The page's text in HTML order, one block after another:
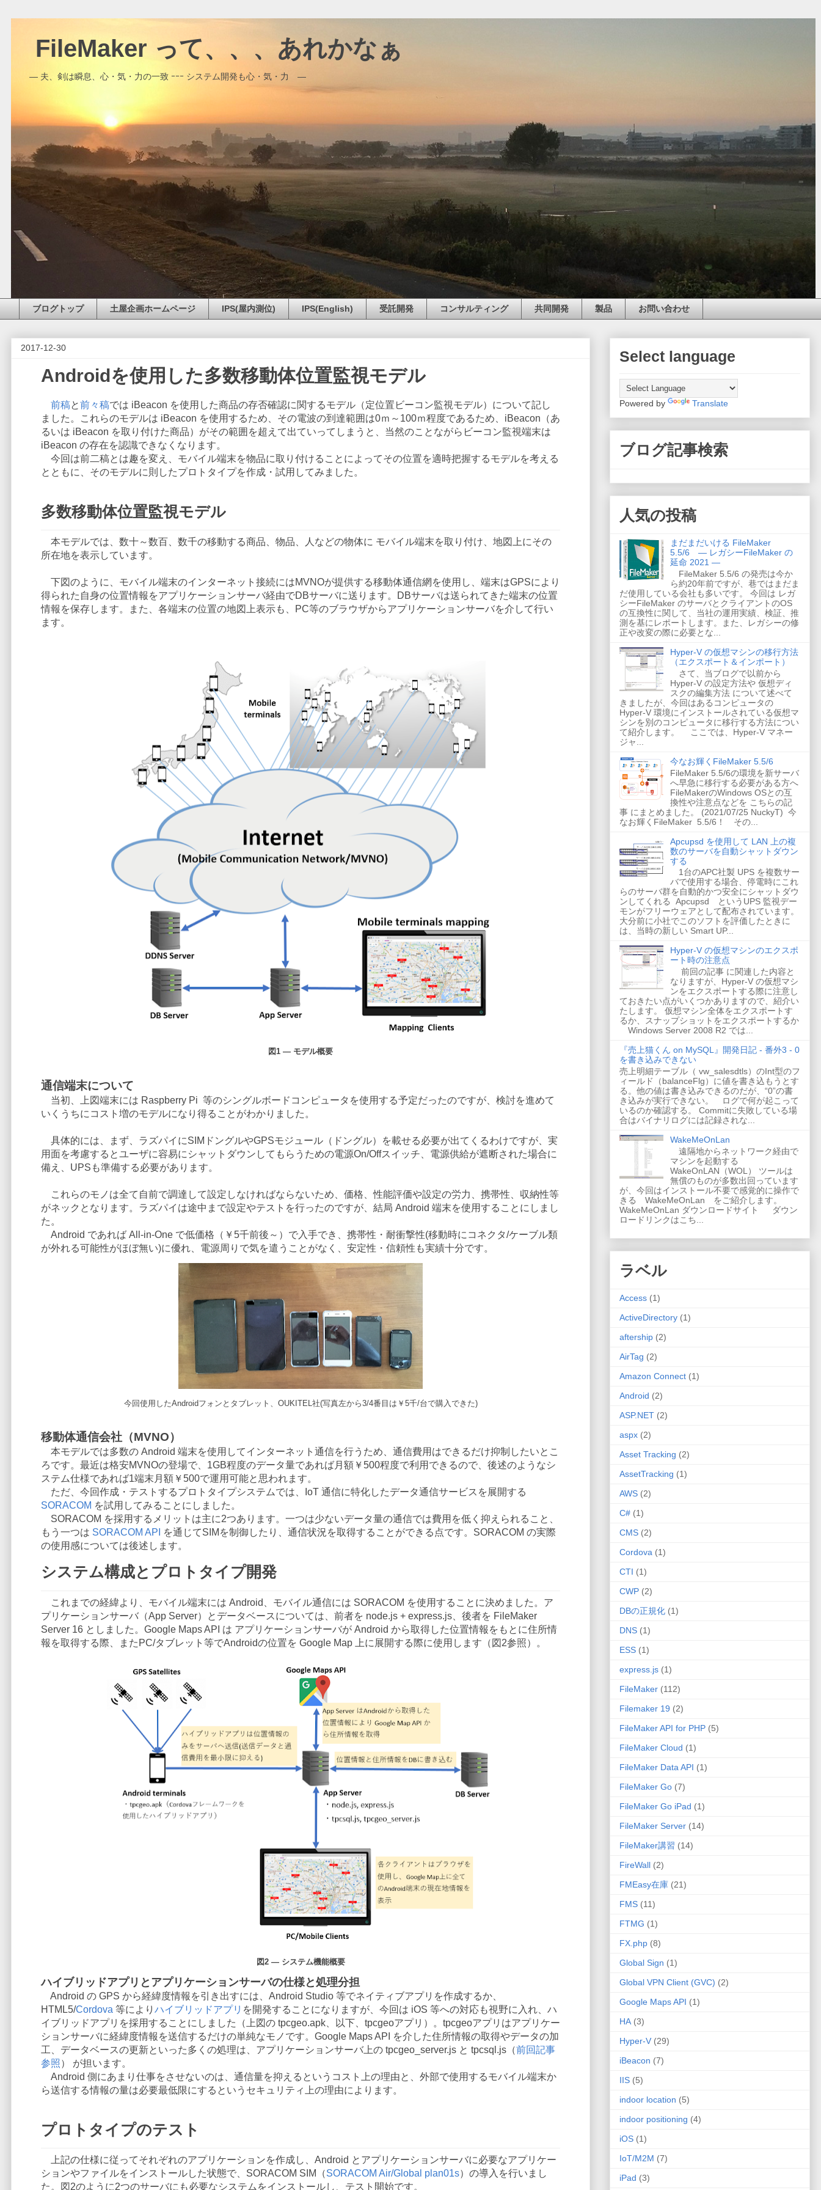
FileMaker って、、、あれかなぁ
― 夫、剣は瞬息、心・気・力の一致 ｰｰｰ システム開発も心・気・力 ―
ブログトップ 土屋企画ホームページ IPS(屋内測位) IPS(English) 受託開発 コンサルティング 共同開発 製品 お問い合わせ
2017-12-30
Androidを使用した多数移動体位置監視モデル
前稿と前々稿では iBeacon を使用した商品の存否確認に関するモデル（定位置ビーコン監視モデル）について記し
ました。これらのモデルは iBeacon を使用するため、その電波の到達範囲は0ｍ～100ｍ程度であるため、iBeacon（あ
るいは iBeacon を取り付けた商品）がその範囲を超えて出ていってしまうと、当然のことながらビーコン監視端末は
iBeacon の存在を認識できなくなります。
今回は前二稿とは趣を変え、モバイル端末を物品に取り付けることによってその位置を適時把握するモデルを考える
とともに、そのモデルに則したプロトタイプを作成・試用してみました。
多数移動体位置監視モデル
本モデルでは、数十～数百、数千の移動する商品、物品、人などの物体に モバイル端末を取り付け、地図上にその
所在地を表示しています。
下図のように、モバイル端末のインターネット接続にはMVNOが提供する移動体通信網を使用し、端末はGPSにより
得られた自身の位置情報をアプリケーションサーバ経由でDBサーバに送ります。DBサーバは送られてきた端末の位置
情報を保存します。また、各端末の位置の地図上表示も、PC等のブラウザからアプリケーションサーバを介して行い
ます。
図1 ― モデル概要
通信端末について
当初、上図端末には Raspberry Pi 等のシングルボードコンピュータを使用する予定だったのですが、検討を進めて
いくうちにコスト増のモデルになり得ることがわかりました。
具体的には、まず、ラズパイにSIMドングルやGPSモジュール（ドングル）を載せる必要が出てくるわけですが、実
用面を考慮するとユーザに容易にシャットダウンしてもらうための電源On/Offスイッチ、電源供給が遮断された場合に
備え、UPSも準備する必要があります。
これらのモノは全て自前で調達して設定しなければならないため、価格、性能評価や設定の労力、携帯性、収納性等
がネックとなります。ラズパイは途中まで設定やテストを行ったのですが、結局 Android 端末を使用することにしまし
た。
Android であれば All-in-One で低価格（￥5千前後～）で入手でき、携帯性・耐衝撃性(移動時にコネクタ/ケーブル類
が外れる可能性がほぼ無い)に優れ、電源周りで気を遣うことがなく、安定性・信頼性も実績十分です。
今回使用したAndroidフォンとタブレット、OUKITEL社(写真左から3/4番目は￥5千/台で購入できた)
移動体通信会社（MVNO）
本モデルでは多数の Android 端末を使用してインターネット通信を行うため、通信費用はできるだけ抑制したいとこ
ろです。最近は格安MVNOの登場で、1GB程度のデータ量であれば月額￥500程度で利用できるので、後述のようなシ
ステム仕様であれば1端末月額￥500で運用可能と思われます。
ただ、今回作成・テストするプロトタイプシステムでは、IoT 通信に特化したデータ通信サービスを展開する
SORACOM を試用してみることにしました。
SORACOM を採用するメリットは主に2つあります。一つは少ないデータ量の通信では費用を低く抑えられること、
もう一つは SORACOM API
を通じてSIMを制御したり、通信状況を取得することができる点です。SORACOM の実際
の使用感については後述します。
システム構成とプロトタイプ開発
これまでの経緯より、モバイル端末には Android、モバイル通信には SORACOM を使用することに決めました。ア
プリケーションサーバ（App Server）とデータベースについては、前者を node.js + express.js、後者を FileMaker
Server 16 としました。Google Maps API は アプリケーションサーバが Android から取得した位置情報をもとに住所情
報を取得する際、またPC/タブレット等でAndroidの位置を Google Map 上に展開する際に使用します（図2参照）。
図2 ― システム機能概要
ハイブリッドアプリとアプリケーションサーバの仕様と処理分担
Android の GPS から経緯度情報を引き出すには、Android Studio 等でネイティブアプリを作成するか、
HTML5/Cordova 等により ハイブリッドアプリ を開発することになりますが、今回は iOS 等への対応も視野に入れ、ハ
イブリッドアプリを採用することにしました（上図の tpcgeo.apk、以下、tpcgeoアプリ）。tpcgeoアプリはアプリケー
ションサーバに経緯度情報を送信するだけの単純なモノです。Google Maps API を介した住所情報の取得やデータの加
工、データベースの更新といった多くの処理は、アプリケーションサーバ上の tpcgeo_server.js と tpcsql.js（前回記事
参照 ） が担います。
Android 側にあまり仕事をさせないのは、通信量を抑えるというコスト上の理由と、外部で使用するモバイル端末か
ら送信する情報の量は必要最低限にするというセキュリティ上の理由によります。
プロトタイプのテスト
上記の仕様に従ってそれぞれのアプリケーションを作成し、Android とアプリケーションサーバに必要なアプリケー
ションやファイルをインストールした状態で、SORACOM SIM（SORACOM Air/Global plan01s）の導入を行いまし
た。図2のように2つのサーバにも必要なシステムをインストールし、テスト開始です。
Select language
Powered by Translate
ブログ記事検索
人気の投稿
まだまだいける FileMaker
5.5/6 ― レガシーFileMaker の
延命 2021 ―
FileMaker 5.5/6 の発売は今か
ら約20年前ですが、巷ではまだま
だ使用している会社も多いです。 今回は レガ
シーFileMaker のサーバとクライアントのOS
の互換性に関して、当社の運用実績、検証、推
測を基にレポートします。また、レガシーの修
正や改変の際に必要とな...
Hyper-V の仮想マシンの移行方法
（エクスポート＆インポート）
さて、当ブログで以前から
Hyper-V の設定方法や 仮想ディ
スクの編集方法 について述べて
きましたが、今回はあるコンピュータの
Hyper-V 環境にインストールされている仮想マ
シンを別のコンピュータに移行する方法につい
て紹介します。 ここでは、Hyper-V マネー
ジャ...
今なお輝くFileMaker 5.5/6
FileMaker 5.5/6の環境を新サーバ
へ早急に移行する必要がある方へ
FileMakerのWindows OSとの互
換性や注意点などを こちらの記
事 にまとめました。 (2021/07/25 NuckyT) 今
なお輝くFileMaker 5.5/6！ その...
Apcupsd を使用して LAN 上の複
数のサーバを自動シャットダウン
する
1台のAPC社製 UPS を複数サー
バで使用する場合、停電時にこれ
らのサーバ群を自動的かつ安全にシャットダウ
ンしてくれる Apcupsd というUPS 監視デー
モンがフリーウェアとして配布されています。
大分前に小社でこのソフトを評価したときに
は、当時の新しい Smart UP...
Hyper-V の仮想マシンのエクスポ
ート時の注意点
前回の記事 に関連した内容と
なりますが、Hyper-V の仮想マシ
ンをエクスポートする際に注意し
ておきたい点がいくつかありますので、紹介い
たします。 仮想マシン全体をエクスポートす
るか、スナップショットをエクスポートするか
Windows Server 2008 R2 では...
『売上猫くん on MySQL』開発日記 - 番外3 - 0
を書き込みできない
売上明細テーブル（ vw_salesdtls）のInt型のフ
ィールド（balanceFlg）に値を書き込もうとす
る。他の値は書き込みできるのだが、“0”の書
き込みが実行できない。 ログで何が起こって
いるのか確認する。 Commitに失敗している場
合はバイナリログには記録されな...
WakeMeOnLan
遠隔地からネットワーク経由で
マシンを起動する
WakeOnLAN（WOL） ツールは
無償のものが多数出回っています
が、今回はインストール不要で感覚的に操作で
きる WakeMeOnLan をご紹介します。
WakeMeOnLan ダウンロードサイト ダウン
ロードリンクはこち...
ラベル
Access (1)
ActiveDirectory (1)
aftership (2)
AirTag (2)
Amazon Connect (1)
Android (2)
ASP.NET (2)
aspx (2)
Asset Tracking (2)
AssetTracking (1)
AWS (2)
C# (1)
CMS (2)
Cordova (1)
CTI (1)
CWP (2)
DBの正規化 (1)
DNS (1)
ESS (1)
express.js (1)
FileMaker (112)
Filemaker 19 (2)
FileMaker API for PHP (5)
FileMaker Cloud (1)
FileMaker Data API (1)
FileMaker Go (7)
FileMaker Go iPad (1)
FileMaker Server (14)
FileMaker講習 (14)
FireWall (2)
FMEasy在庫 (21)
FMS (11)
FTMG (1)
FX.php (8)
Global Sign (1)
Global VPN Client (GVC) (2)
Google Maps API (1)
HA (3)
Hyper-V (29)
iBeacon (7)
IIS (5)
indoor location (5)
indoor positioning (4)
iOS (1)
IoT/M2M (7)
iPad (3)